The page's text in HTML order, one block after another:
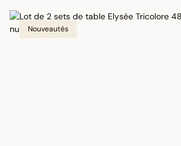
Nouveautés